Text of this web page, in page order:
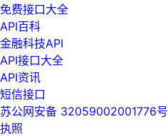
免费接口大全
API百科
金融科技API
API接口大全
API资讯
短信接口
苏公网安备 32059002001776号
执照